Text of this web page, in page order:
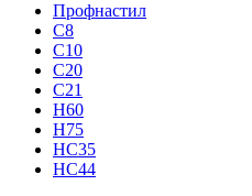
Профнастил
С8
С10
С20
С21
H60
H75
HС35
НС44